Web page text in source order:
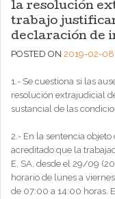
la resolución
trabajo
declaración de
POSTED ON 2019-02-08
1.- Se cuestiona si las
resolución extrajudicial
sustancial de las
2.- En la sentencia
acreditado que la
E, SA, desde el 29/09
horario de lunes a
de 07:00 a 14:00 horas.